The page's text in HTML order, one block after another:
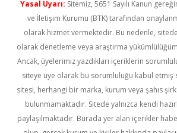
Yasal Uyarı: Sitemiz, 5651 Sayılı Kanun
ve İletişim Kurumu (BTK) tarafından
olarak hizmet vermektedir. Bu nedenle,
olarak denetleme veya araştırma
Ancak, üyelerimiz yazdıkları içeriklerin
siteye üye olarak bu sorumluluğu kabul etmiş
sitesi, herhangi bir marka, kurum veya şahıs
bulunmamaktadır. Sitede yalnızca kendi
paylaşılmaktadır. Burada yer alan içerikler